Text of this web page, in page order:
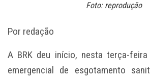
Foto: reprodução
Por redação
A BRK deu início, nesta terça-
emergencial de esgotamento